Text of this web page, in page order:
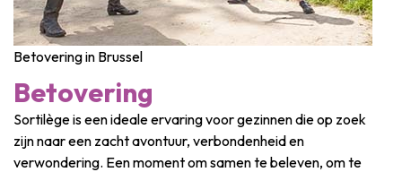
Betovering in Brussel
Betovering
Sortilège is een ideale ervaring voor gezinnen die op zoek
zijn naar een zacht avontuur, verbondenheid en
verwondering. Een moment om samen te beleven, om te